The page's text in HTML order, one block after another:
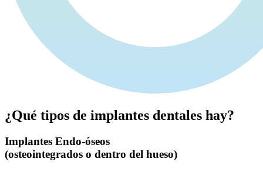
¿Qué tipos de implantes dentales hay?
Implantes Endo-óseos
(osteointegrados o dentro del hueso)